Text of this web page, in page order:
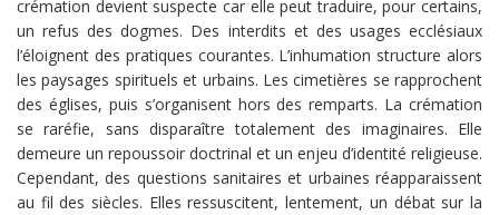
crémation devient suspecte car elle peut traduire, pour certains,
un refus des dogmes. Des interdits et des usages ecclésiaux
l’éloignent des pratiques courantes. L’inhumation structure alors
les paysages spirituels et urbains. Les cimetières se rapprochent
des églises, puis s’organisent hors des remparts. La crémation
se raréfie, sans disparaître totalement des imaginaires. Elle
demeure un repoussoir doctrinal et un enjeu d’identité religieuse.
Cependant, des questions sanitaires et urbaines réapparaissent
au fil des siècles. Elles ressuscitent, lentement, un débat sur la